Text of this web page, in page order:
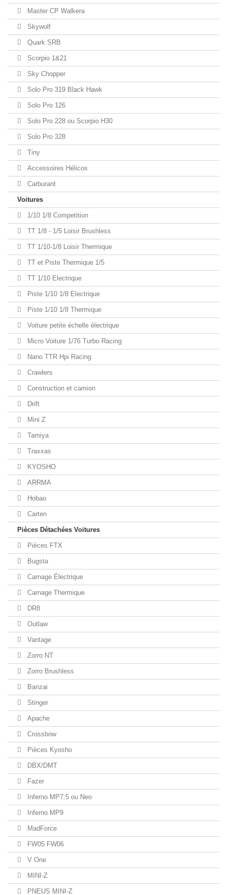
Master CP Walkera
Skywolf
Quark SRB
Scorpio 1&21
Sky Chopper
Solo Pro 319 Black Hawk
Solo Pro 126
Solo Pro 228 ou Scorpio H30
Solo Pro 328
Tiny
Accessoires Hélicos
Carburant
Voitures
1/10 1/8 Competition
TT 1/8 - 1/5 Loisir Brushless
TT 1/10-1/8 Loisir Thermique
TT et Piste Thermique 1/5
TT 1/10 Electrique
Piste 1/10 1/8 Electrique
Piste 1/10 1/8 Thermique
Voiture petite échelle électrique
Micro Voiture 1/76 Turbo Racing
Nano TTR Hpi Racing
Crawlers
Construction et camion
Drift
Mini Z
Tamiya
Traxxas
KYOSHO
ARRMA
Hobao
Carten
Pièces Détachées Voitures
Pièces FTX
Bugsta
Carnage Électrique
Carnage Thermique
DR8
Outlaw
Vantage
Zorro NT
Zorro Brushless
Banzai
Stinger
Apache
Crossbow
Pièces Kyosho
DBX/DMT
Fazer
Inferno MP7.5 ou Neo
Inferno MP9
MadForce
FW05 FW06
V One
MINI-Z
PNEUS MINI-Z